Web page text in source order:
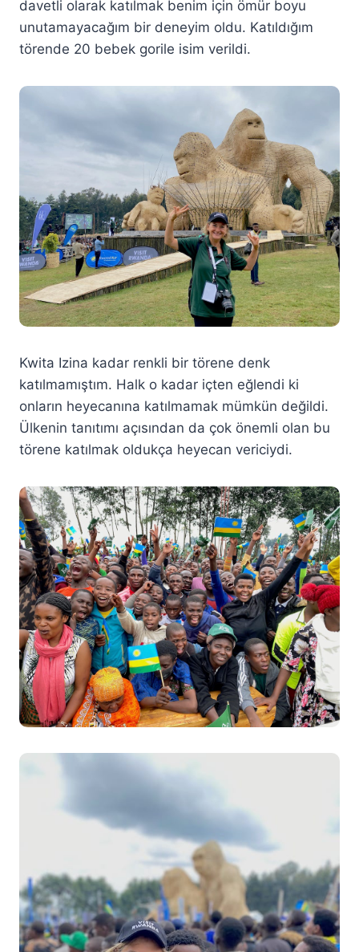
davetli olarak katılmak benim için ömür boyu
unutamayacağım bir deneyim oldu. Katıldığım
törende 20 bebek gorile isim verildi.
Kwita Izina kadar renkli bir törene denk
katılmamıştım. Halk o kadar içten eğlendi ki
onların heyecanına katılmamak mümkün değildi.
Ülkenin tanıtımı açısından da çok önemli olan bu
törene katılmak oldukça heyecan vericiydi.